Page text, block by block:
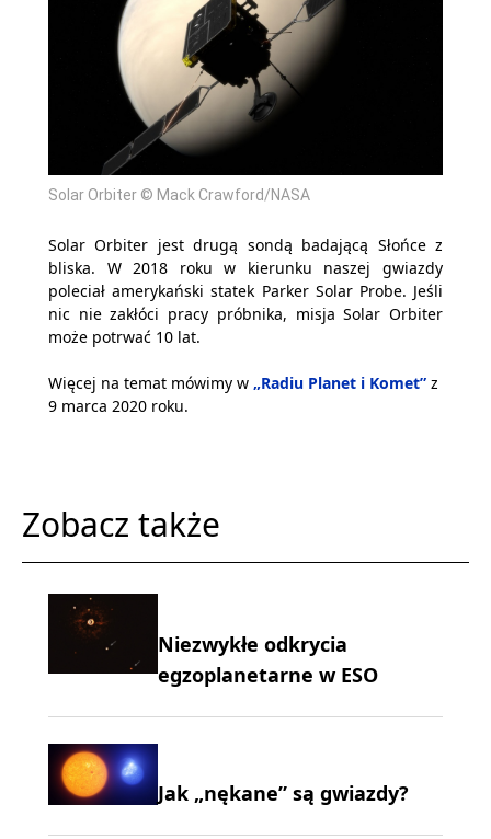
Solar Orbiter © Mack Crawford/NASA
Solar Orbiter jest drugą sondą badającą Słońce z
bliska. W 2018 roku w kierunku naszej gwiazdy
poleciał amerykański statek Parker Solar Probe. Jeśli
nic nie zakłóci pracy próbnika, misja Solar Orbiter
może potrwać 10 lat.
Więcej na temat mówimy w „Radiu Planet i Komet” z
9 marca 2020 roku.
Zobacz także
Niezwykłe odkrycia
egzoplanetarne w ESO
Jak „nękane” są gwiazdy?